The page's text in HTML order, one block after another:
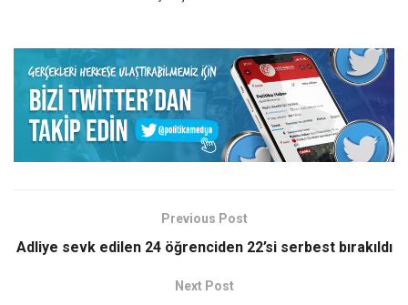
Previous Post
Adliye sevk edilen 24 öğrenciden 22’si serbest bırakıldı
Next Post